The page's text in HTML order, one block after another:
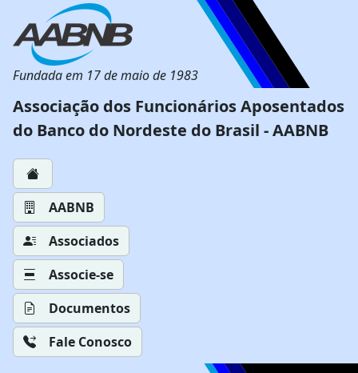
Fundada em 17 de maio de 1983
Associação dos Funcionários Aposentados
do Banco do Nordeste do Brasil - AABNB
AABNB
Associados
Associe-se
Documentos
Fale Conosco